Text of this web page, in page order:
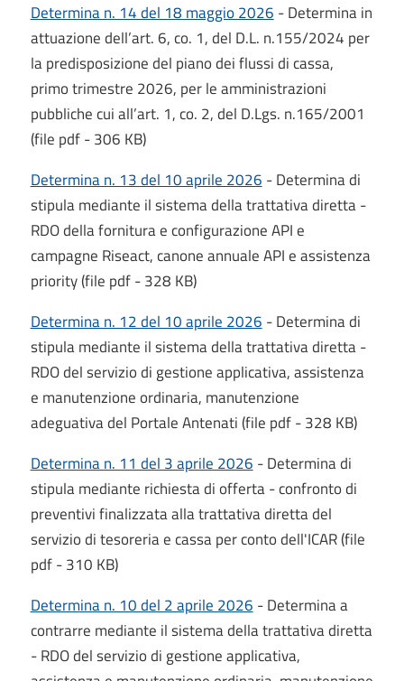
Determina n. 14 del 18 maggio 2026 - Determina in
attuazione dell’art. 6, co. 1, del D.L. n.155/2024 per
la predisposizione del piano dei flussi di cassa,
primo trimestre 2026, per le amministrazioni
pubbliche cui all’art. 1, co. 2, del D.Lgs. n.165/2001
(file pdf - 306 KB)
Determina n. 13 del 10 aprile 2026 - Determina di
stipula mediante il sistema della trattativa diretta -
RDO della fornitura e configurazione API e
campagne Riseact, canone annuale API e assistenza
priority (file pdf - 328 KB)
Determina n. 12 del 10 aprile 2026 - Determina di
stipula mediante il sistema della trattativa diretta -
RDO del servizio di gestione applicativa, assistenza
e manutenzione ordinaria, manutenzione
adeguativa del Portale Antenati (file pdf - 328 KB)
Determina n. 11 del 3 aprile 2026 - Determina di
stipula mediante richiesta di offerta - confronto di
preventivi finalizzata alla trattativa diretta del
servizio di tesoreria e cassa per conto dell'ICAR (file
pdf - 310 KB)
Determina n. 10 del 2 aprile 2026 - Determina a
contrarre mediante il sistema della trattativa diretta
- RDO del servizio di gestione applicativa,